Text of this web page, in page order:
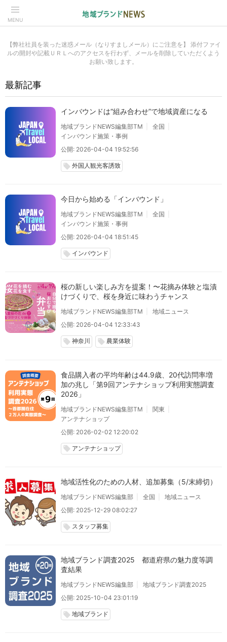
MENU
【弊社社員を装った迷惑メール（なりすましメール）にご注意を】 添付ファイ
ルの開封や記載ＵＲＬへのアクセスを行わず、メールを削除していただくよう
お願い致します。
最新記事
インバウンドは“組み合わせ”で地域資産になる
地域ブランドNEWS編集部TM
全国
インバウンド施策・事例
公開: 2026-04-04 19:52:56
local_offer 外国人観光客誘致
今日から始める「インバウンド」
地域ブランドNEWS編集部TM
全国
インバウンド施策・事例
公開: 2026-04-04 18:51:45
local_offer インバウンド
桜の新しい楽しみ方を提案！〜花摘み体験と塩漬
けづくりで、桜を身近に味わうチャンス
地域ブランドNEWS編集部TM
地域ニュース
公開: 2026-04-04 12:33:43
local_offer 神奈川 local_offer 農業体験
食品購入者の平均年齢は44.9歳、20代訪問率増
加の兆し「第9回アンテナショップ利用実態調査
2026」
地域ブランドNEWS編集部TM
関東
アンテナショップ
公開: 2026-02-02 12:20:02
local_offer アンテナショップ
地域活性化のための人材、追加募集（5/末締切）
地域ブランドNEWS編集部 全国
地域ニュース
公開: 2025-12-29 08:02:27
local_offer スタッフ募集
地域ブランド調査2025 都道府県の魅力度等調
査結果
地域ブランドNEWS編集部
地域ブランド調査2025
公開: 2025-10-04 23:01:19
local_offer 地域ブランド